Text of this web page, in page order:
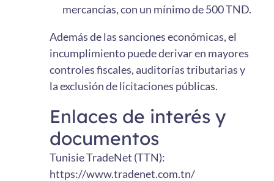
mercancías, con un mínimo de 500 TND.
Además de las sanciones económicas, el
incumplimiento puede derivar en mayores
controles fiscales, auditorías tributarias y
la exclusión de licitaciones públicas.
Enlaces de interés y
documentos
Tunisie TradeNet (TTN):
https://www.tradenet.com.tn/